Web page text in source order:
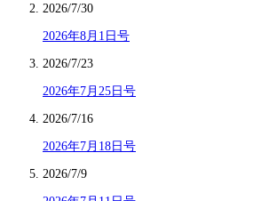
2026/7/30
2026年8月1日号
2026/7/23
2026年7月25日号
2026/7/16
2026年7月18日号
2026/7/9